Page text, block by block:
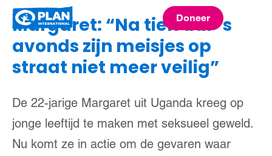
International
Doneer
Margaret: “Na tien uur ’s
avonds zijn meisjes op
straat niet meer veilig”
De 22-jarige Margaret uit Uganda kreeg op
jonge leeftijd te maken met seksueel geweld.
Nu komt ze in actie om de gevaren waar